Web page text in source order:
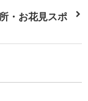
・お花見スポ